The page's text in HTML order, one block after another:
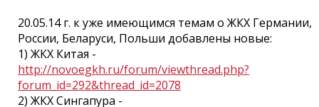
20.05.14 г. к уже имеющимся темам о ЖКХ Германии,
России, Беларуси, Польши добавлены новые:
1) ЖКХ Китая -
http://novoegkh.ru/forum/viewthread.php?
forum_id=292&thread_id=2078
2) ЖКХ Сингапура -